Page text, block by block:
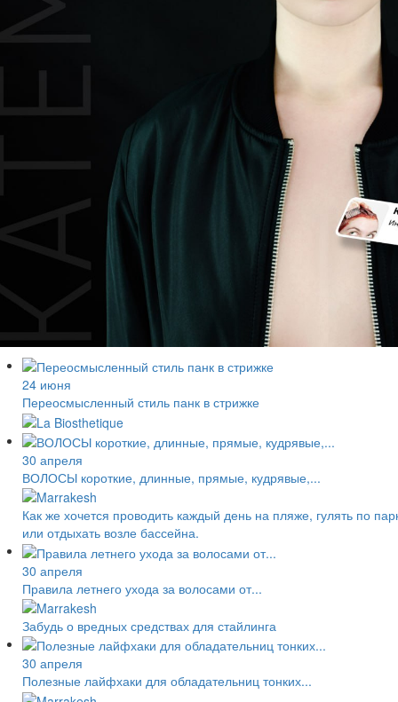
24 июня
Переосмысленный стиль панк в стрижке
30 апреля
ВОЛОСЫ короткие, длинные, прямые, кудрявые,...
Как же хочется проводить каждый день на пляже, гулять по
или отдыхать возле бассейна.
30 апреля
Правила летнего ухода за волосами от...
Забудь о вредных средствах для стайлинга
30 апреля
Полезные лайфхаки для обладательниц тонких...